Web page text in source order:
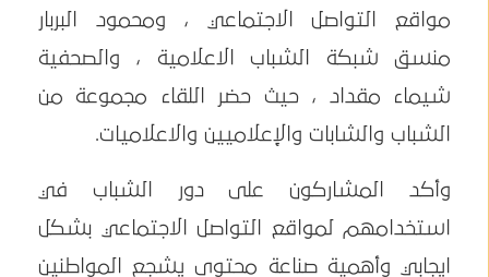
مواقع التواصل الاجتماعي ، ومحمود البربار
منسق شبكة الشباب الاعلامية ، والصحفية
شيماء مقداد ، حيث حضر اللقاء مجموعة من
الشباب والشابات والإعلاميين والاعلاميات.
وأكد المشاركون على دور الشباب في
استخدامهم لمواقع التواصل الاجتماعي بشكل
ايجابي وأهمية صناعة محتوى يشجع المواطنين